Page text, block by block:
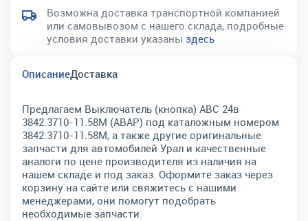
Возможна доставка транспортной компанией
или самовывозом с нашего склада, подробные
условия доставки указаны здесь
ОписаниеДоставка
Предлагаем Выключатель (кнопка) АВС 24в
3842.3710-11.58М (АВАР) под каталожным номером
3842.3710-11.58М, а также другие оригинальные
запчасти для автомобилей Урал и качественные
аналоги по цене производителя из наличия на
нашем складе и под заказ. Оформите заказ через
корзину на сайте или свяжитесь с нашими
менеджерами, они помогут подобрать
необходимые запчасти.